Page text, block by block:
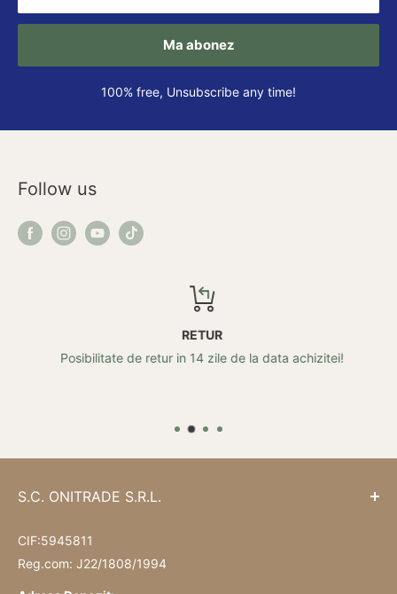
Ma abonez
100% free, Unsubscribe any time!
Follow us
RETUR
Posibilitate de retur in 14 zile de la data achizitei!
S.C. ONITRADE S.R.L.
CIF:5945811
Reg.com: J22/1808/1994